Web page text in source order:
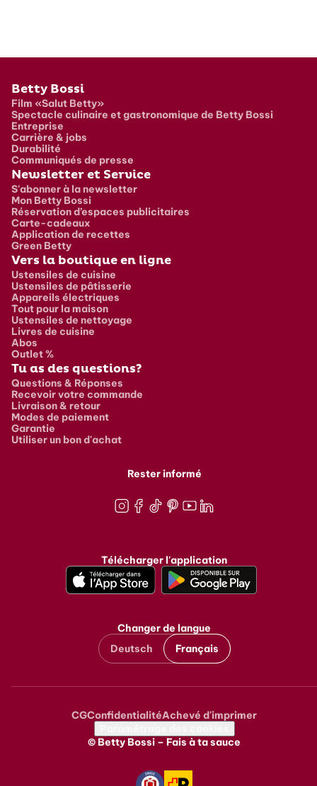
Pied de page
Betty Bossi
Film «Salut Betty»
Spectacle culinaire et gastronomique de Betty Bossi
Entreprise
Carrière & jobs
Durabilité
Communiqués de presse
Newsletter et Service
S'abonner à la newsletter
Mon Betty Bossi
Réservation d’espaces publicitaires
Carte-cadeaux
Application de recettes
Green Betty
Vers la boutique en ligne
Ustensiles de cuisine
Ustensiles de pâtisserie
Appareils électriques
Tout pour la maison
Ustensiles de nettoyage
Livres de cuisine
Abos
Outlet %
Tu as des questions?
Questions & Réponses
Recevoir votre commande
Livraison & retour
Modes de paiement
Garantie
Utiliser un bon d'achat
Rester informé
Télécharger l'application
Changer de langue
Deutsch
Français
Metanavigation
CGConfidentialitéAchevé d'imprimer
© Betty Bossi – Fais à ta sauce